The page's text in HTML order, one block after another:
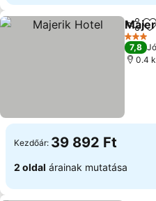
3
7,8 Jó
0.4
Kezdőár: 39 892 Ft
2 oldal árainak mutatása